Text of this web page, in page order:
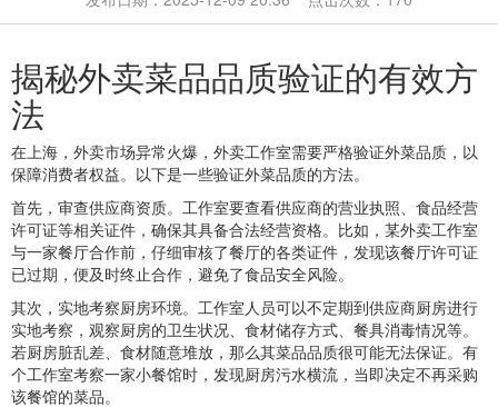
揭秘外卖菜品品质验证的有效方
法
在上海，外卖市场异常火爆，外卖工作室需要严格验证外菜品质，以
保障消费者权益。以下是一些验证外菜品质的方法。
首先，审查供应商资质。工作室要查看供应商的营业执照、食品经营
许可证等相关证件，确保其具备合法经营资格。比如，某外卖工作室
与一家餐厅合作前，仔细审核了餐厅的各类证件，发现该餐厅许可证
已过期，便及时终止合作，避免了食品安全风险。
其次，实地考察厨房环境。工作室人员可以不定期到供应商厨房进行
实地考察，观察厨房的卫生状况、食材储存方式、餐具消毒情况等。
若厨房脏乱差、食材随意堆放，那么其菜品品质很可能无法保证。有
个工作室考察一家小餐馆时，发现厨房污水横流，当即决定不再采购
该餐馆的菜品。